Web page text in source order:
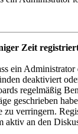
Zeit
ein
deaktiviert
regelmäßig
geschrieben
zu verringern.
aktiv an den